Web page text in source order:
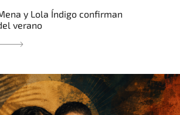
y Lola Índigo confirman
verano